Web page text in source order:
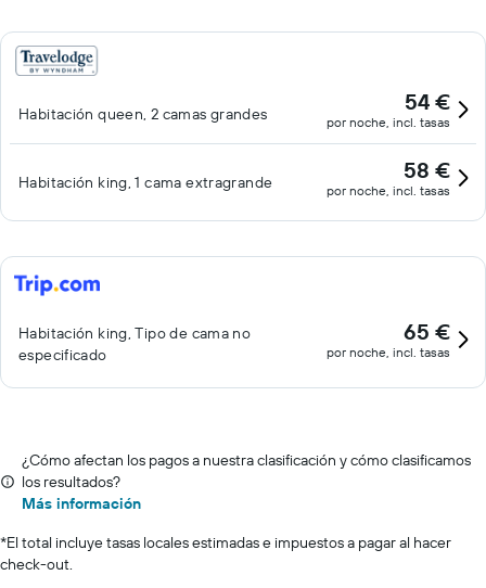
Habitación queen, 2 camas grandes 54 €
por noche, incl. tasas
Habitación king, 1 cama extragrande 58 €
por noche, incl. tasas
Habitación king, Tipo de cama no
especificado
65 €
por noche, incl. tasas
¿Cómo afectan los pagos a nuestra clasificación y cómo clasificamos
los resultados?
Más información
*El total incluye tasas locales estimadas e impuestos a pagar al hacer
check-out.